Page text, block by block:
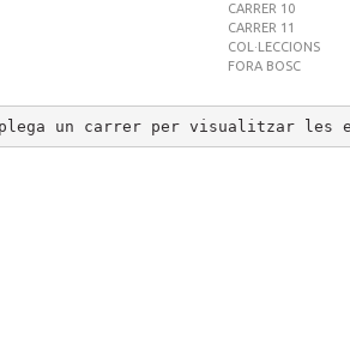
CARRER 10
CARRER 11
COL·LECCIONS
FORA BOSC
un carrer per visualitzar les